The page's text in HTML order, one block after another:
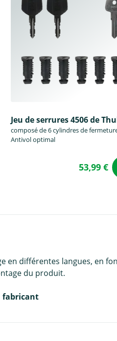
Jeu de serrures 4506 de
composé de 6 cylindres de
Antivol optimal
53,99 €
en différentes langues, en
du produit.
fabricant